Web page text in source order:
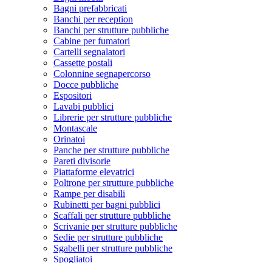
Bagni prefabbricati
Banchi per reception
Banchi per strutture pubbliche
Cabine per fumatori
Cartelli segnalatori
Cassette postali
Colonnine segnapercorso
Docce pubbliche
Espositori
Lavabi pubblici
Librerie per strutture pubbliche
Montascale
Orinatoi
Panche per strutture pubbliche
Pareti divisorie
Piattaforme elevatrici
Poltrone per strutture pubbliche
Rampe per disabili
Rubinetti per bagni pubblici
Scaffali per strutture pubbliche
Scrivanie per strutture pubbliche
Sedie per strutture pubbliche
Sgabelli per strutture pubbliche
Spogliatoi